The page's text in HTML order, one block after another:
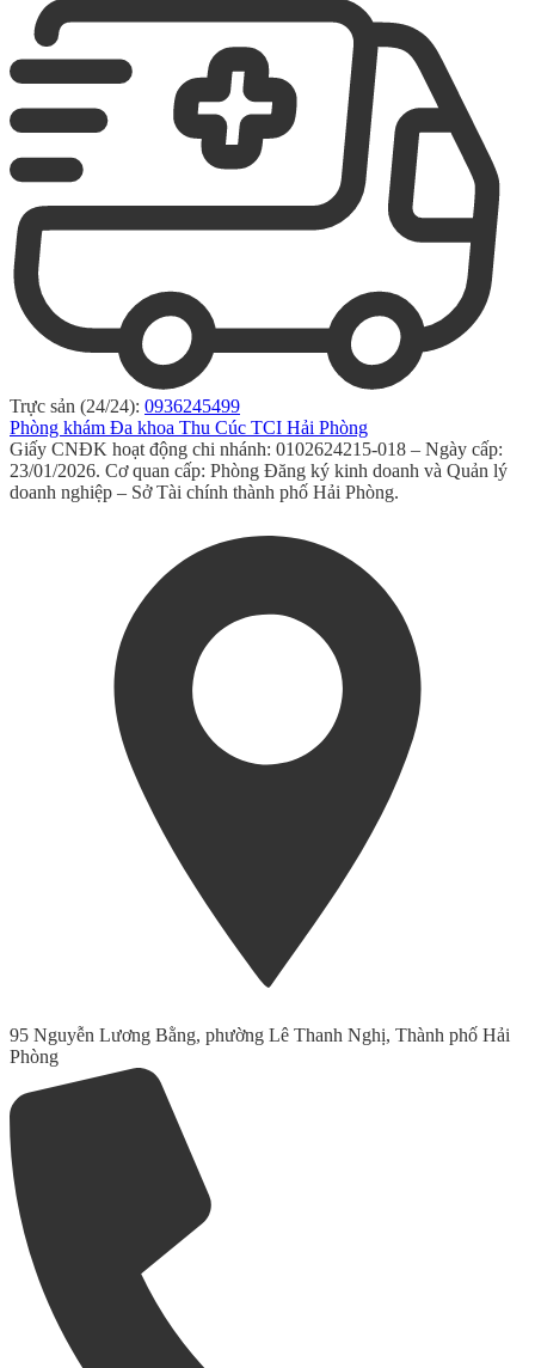
Trực sản (24/24): 0936245499
Phòng khám Đa khoa Thu Cúc TCI Hải Phòng
Giấy CNĐK hoạt động chi nhánh: 0102624215-018 – Ngày cấp:
23/01/2026. Cơ quan cấp: Phòng Đăng ký kinh doanh và Quản lý
doanh nghiệp – Sở Tài chính thành phố Hải Phòng.
95 Nguyễn Lương Bằng, phường Lê Thanh Nghị, Thành phố Hải
Phòng